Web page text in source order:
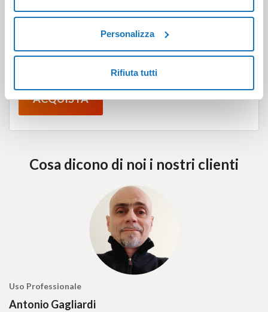
Personalizza
Rifiuta tutti
Acquistala ora su Aruba: subito attiva, invii e ricevi tutti i
messaggi che vuoi ed è già pronta per l'Europa.
a soli5,00 €+ IVA/anno
al rinnovo 9,90 € + IVA/anno
ACQUISTA
Cosa dicono di noi i nostri clienti
Uso Professionale
Antonio Gagliardi